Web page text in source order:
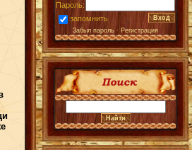
Пароль:
запомнить
Забыл пароль · Регистрация